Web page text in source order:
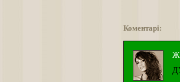
Коментарі: